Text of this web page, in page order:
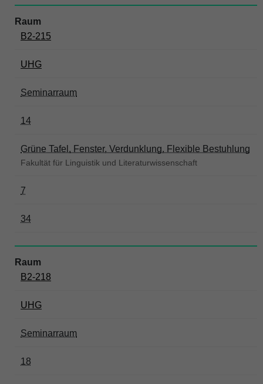
B2-215
UHG
Seminarraum
14
Grüne Tafel, Fenster, Verdunklung, Flexible Bestuhlung
Fakultät für Linguistik und Literaturwissenschaft
7
34
B2-218
UHG
Seminarraum
18